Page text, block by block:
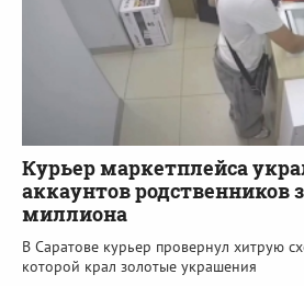
Курьер маркетплейса
аккаунтов родственников
миллиона
В Саратове курьер провернул хитрую
которой крал золотые украшения